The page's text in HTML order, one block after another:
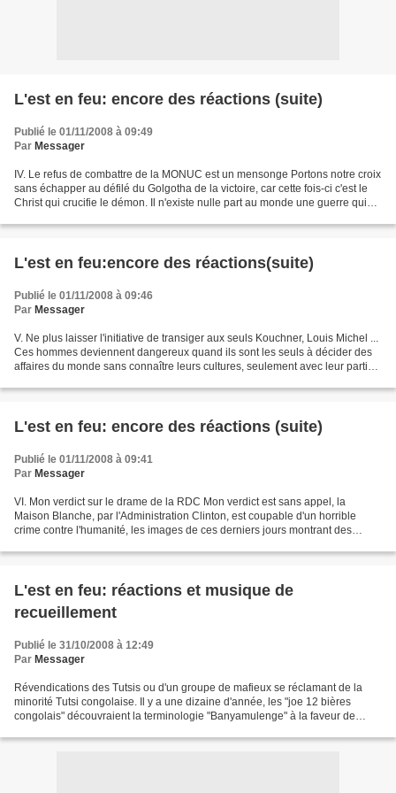
L'est en feu: encore des réactions (suite)
Publié le 01/11/2008 à 09:49
Par Messager
IV. Le refus de combattre de la MONUC est un mensonge Portons notre croix
sans échapper au défilé du Golgotha de la victoire, car cette fois-ci c'est le
Christ qui crucifie le démon. Il n'existe nulle part au monde une guerre qui
L'est en feu:encore des réactions(suite)
Publié le 01/11/2008 à 09:46
Par Messager
V. Ne plus laisser l'initiative de transiger aux seuls Kouchner, Louis Michel ...
Ces hommes deviennent dangereux quand ils sont les seuls à décider des
affaires du monde sans connaître leurs cultures, seulement avec leur partie
L'est en feu: encore des réactions (suite)
Publié le 01/11/2008 à 09:41
Par Messager
VI. Mon verdict sur le drame de la RDC Mon verdict est sans appel, la
Maison Blanche, par l'Administration Clinton, est coupable d'un horrible
crime contre l'humanité, les images de ces derniers jours montrant des
L'est en feu: réactions et musique de
recueillement
Publié le 31/10/2008 à 12:49
Par Messager
Révendications des Tutsis ou d'un groupe de mafieux se réclamant de la
minorité Tutsi congolaise. Il y a une dizaine d'année, les "joe 12 bières
congolais" découvraient la terminologie "Banyamulenge" à la faveur de